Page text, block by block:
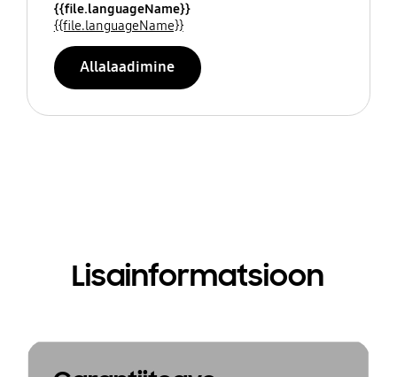
{{file.languageName}}
{{file.languageName}}
Allalaadimine
Lisainformatsioon